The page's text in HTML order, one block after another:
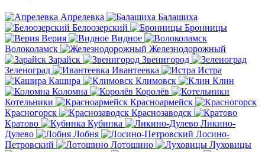
Апрелевка
Балашиха
Белоозерский
Бронницы
Верия
Видное
Волоколамск
Железнодорожный
Зарайск
Звенигород
Зеленоград
Ивантеевка
Истра
Кашира
Климовск
Клин
Коломна
Королёв
Котельники
Красноармейск
Красногорск
Краснозаводск
Кратово
Кубинка
Ликино-
Дулево
Лобня
Лосино-
Петровский
Лотошино
Луховицы